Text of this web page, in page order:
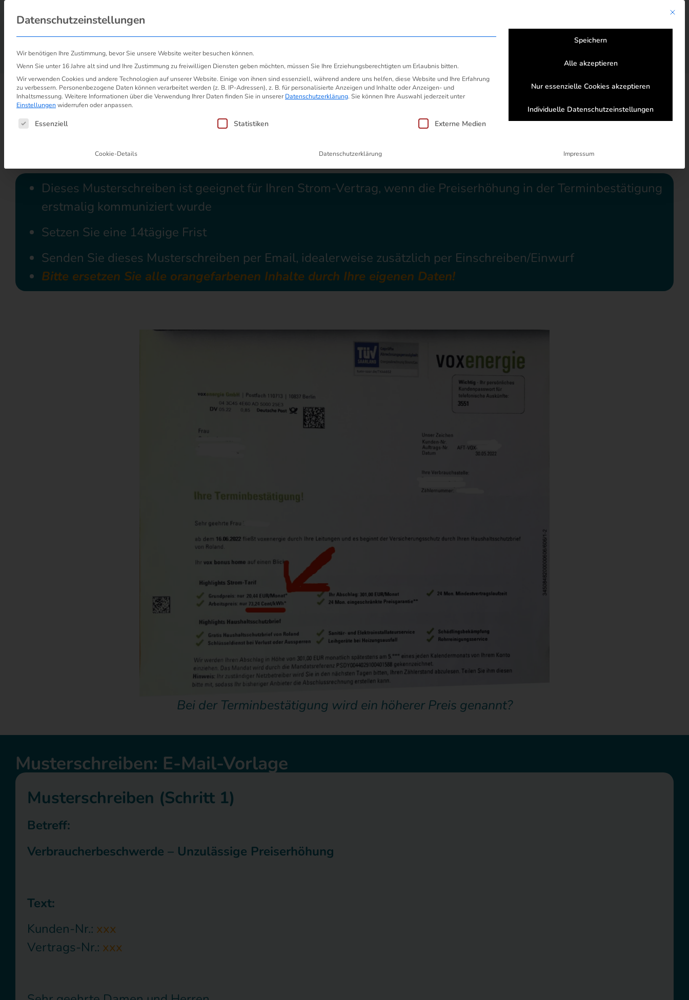
Über uns
Start / Preiserhöhung Strom und Gas/ Musterschreiben „STROM-Preiserhöhung zu Vertragsbeginn“ – Preiserhöhung wurde nicht mitgeteilt
Musterschreiben "STROM-Preiserhöhung zu Vertragsbeginn"
Preiserhöhung wurde nicht mitgeteilt
Dieses Musterschreiben ist geeignet für Ihren Strom-Vertrag, wenn die Preiserhöhung in der Terminbestätigung
erstmalig kommuniziert wurde
Setzen Sie eine 14tägige Frist
Senden Sie dieses Musterschreiben per Email, idealerweise zusätzlich per Einschreiben/Einwurf
Bitte ersetzen Sie alle orangefarbenen Inhalte durch Ihre eigenen Daten!
Bei der Terminbestätigung wird ein höherer Preis genannt?
Musterschreiben: E-Mail-Vorlage
Musterschreiben (Schritt 1)
Betreff:
Verbraucherbeschwerde – Unzulässige Preiserhöhung
Text:
Kunden-Nr.: xxx
Vertrags-Nr.: xxx
Mit
Datenschutzeinstellungen
Wir benötigen Ihre Zustimmung, bevor Sie unsere Website weiter besuchen können.
Wenn Sie unter 16 Jahre alt sind und Ihre Zustimmung zu freiwilligen Diensten geben möchten, müssen Sie Ihre Erziehungsberechtigten um Erlaubnis bitten.
Wir verwenden Cookies und andere Technologien auf unserer Website. Einige von ihnen sind essenziell, während andere uns helfen, diese Website und Ihre Erfahrung
zu verbessern. Personenbezogene Daten können verarbeitet werden (z. B. IP-Adressen), z. B. für personalisierte Anzeigen und Inhalte oder Anzeigen- und
Inhaltsmessung. Weitere Informationen über die Verwendung Ihrer Daten finden Sie in unsererDatenschutzerklärung. Sie können Ihre Auswahl jederzeit unter
Einstellungen widerrufen oder anpassen.
Es folgt eine Liste der Service-Gruppen, für die eine Einwilligung erteilt werden kann. Die erste Service-Gruppe ist
Essenziell Statistiken Externe Medien
Speichern
Alle akzeptieren
Nur essenzielle Cookies akzeptieren
Individuelle Datenschutzeinstellungen
Cookie-Details Datenschutzerklärung Impressum